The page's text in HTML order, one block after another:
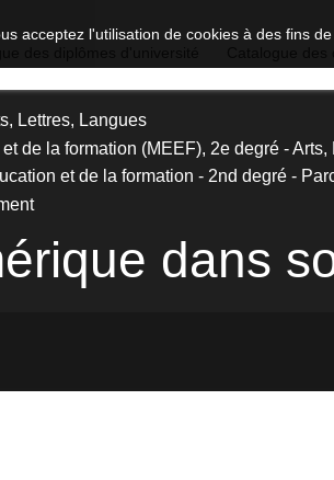
acceptez l'utilisation de cookies à des fins
Lettres, Langues
de la formation (MEEF), 2e degré - Arts,
et de la formation - 2nd degré -
dans